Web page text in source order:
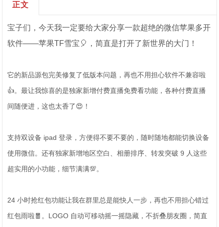
正文
宝子们，今天我一定要给大家分享一款超绝的微信苹果多开
软件——苹果TF雪宝🎈，简直是打开了新世界的大门！
它的新品源包完美修复了低版本问题，再也不用担心软件不兼容啦
👍。最让我惊喜的是独家新增付费直播免费看功能，各种付费直播
间随便进，这也太香了😍！
支持双设备 ipad 登录，方便得不要不要的，随时随地都能切换设备
使用微信。还有独家新增地区空白、相册排序、转发突破 9 人这些
超实用的小功能，细节满满💯。
24 小时抢红包功能让我在群里总是能快人一步，再也不用担心错过
红包雨啦🧧。LOGO 自动可移动摇一摇隐藏，不折叠朋友圈，简直